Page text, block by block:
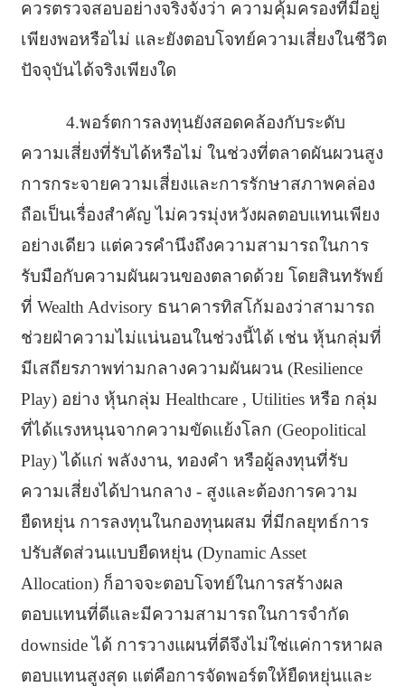
ควรตรวจสอบอย่างจริงจังว่า ความคุ้มครองที่มีอยู่
เพียงพอหรือไม่ และยังตอบโจทย์ความเสี่ยงในชีวิต
ปัจจุบันได้จริงเพียงใด
4.พอร์ตการลงทุนยังสอดคล้องกับระดับ
ความเสี่ยงที่รับได้หรือไม่ ในช่วงที่ตลาดผันผวนสูง
การกระจายความเสี่ยงและการรักษาสภาพคล่อง
ถือเป็นเรื่องสำคัญ ไม่ควรมุ่งหวังผลตอบแทนเพียง
อย่างเดียว แต่ควรคำนึงถึงความสามารถในการ
รับมือกับความผันผวนของตลาดด้วย โดยสินทรัพย์
ที่ Wealth Advisory ธนาคารทิสโก้มองว่าสามารถ
ช่วยฝ่าความไม่แน่นอนในช่วงนี้ได้ เช่น หุ้นกลุ่มที่
มีเสถียรภาพท่ามกลางความผันผวน (Resilience
Play) อย่าง หุ้นกลุ่ม Healthcare , Utilities หรือ กลุ่ม
ที่ได้แรงหนุนจากความขัดแย้งโลก (Geopolitical
Play) ได้แก่ พลังงาน, ทองคำ หรือผู้ลงทุนที่รับ
ความเสี่ยงได้ปานกลาง - สูงและต้องการความ
ยืดหยุ่น การลงทุนในกองทุนผสม ที่มีกลยุทธ์การ
ปรับสัดส่วนแบบยืดหยุ่น (Dynamic Asset
Allocation) ก็อาจจะตอบโจทย์ในการสร้างผล
ตอบแทนที่ดีและมีความสามารถในการจำกัด
downside ได้ การวางแผนที่ดีจึงไม่ใช่แค่การหาผล
ตอบแทนสูงสุด แต่คือการจัดพอร์ตให้ยืดหยุ่นและ